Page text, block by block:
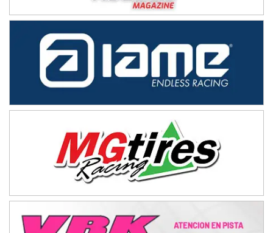
KDO - F6
Trenque Lauquen (Buenos Aires)
ENTRERRIANO - F6 (POSTERGADA)
Parque de la Velocidad (Asfalto)
Villaguay (Entre Ríos)
VICTORIENSE - F7
Victoria (Entre Ríos)
PATAGONICO - F6
Moto Club Reginense (Tierra)
Gral. E. Godoy (Río Negro)
CSK - F7
Juventud Unida (Tierra)
Humboldt (Santa Fe)